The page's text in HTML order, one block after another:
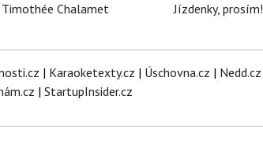
Timothée Chalamet
Jízdenky, prosím!
| Karaoketexty.cz | Úschovna.cz | Nedd.cz
| StartupInsider.cz